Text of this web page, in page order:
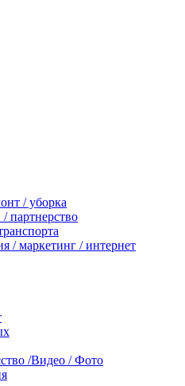
/ уборка
партнерство
/ маркетинг / интернет
/Видео / Фото